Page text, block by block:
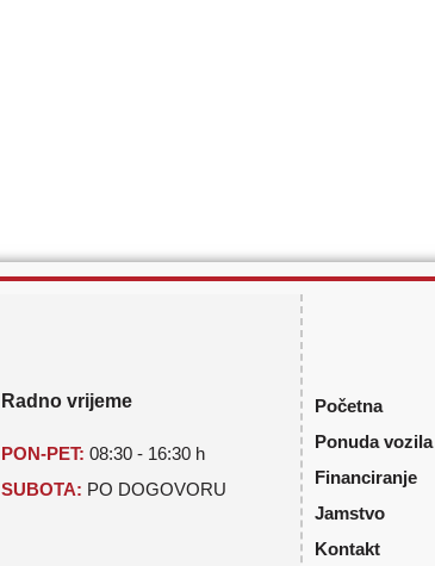
Radno vrijeme
PON-PET:08:30 - 16:30 h
SUBOTA: PO DOGOVORU
Početna
Ponuda vozila
Financiranje
Jamstvo
Kontakt